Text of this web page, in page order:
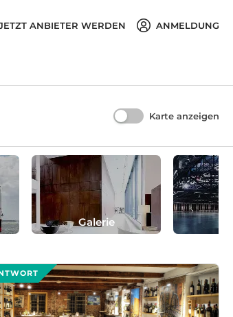
ANBIETER WERDEN ANMELDUNG
Karte anzeigen
Galerie